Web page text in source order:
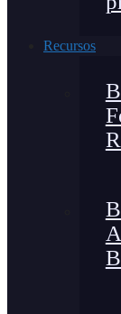
Recursos